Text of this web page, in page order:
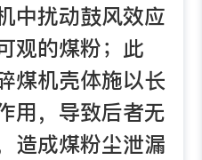
中扰动鼓风效应
观的煤粉；此
煤机壳体施以长
用，导致后者无
造成煤粉尘泄漏